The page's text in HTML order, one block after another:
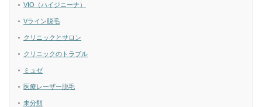
VIO（ハイジニーナ）
Vライン脱毛
クリニックとサロン
クリニックのトラブル
ミュゼ
医療レーザー脱毛
未分類